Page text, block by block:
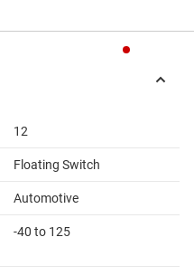
12
Floating Switch
Automotive
-40 to 125